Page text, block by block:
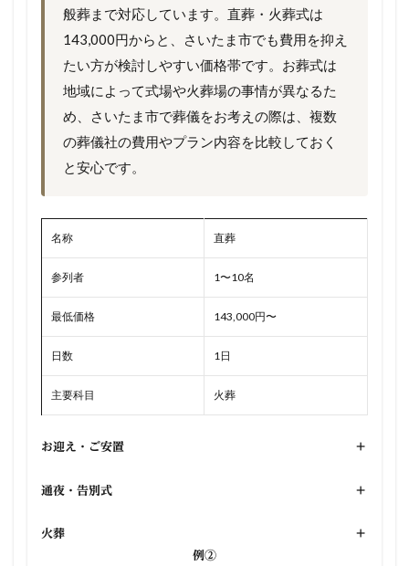
般葬まで対応しています。直葬・火葬式は
143,000円からと、さいたま市でも費用を抑え
たい方が検討しやすい価格帯です。お葬式は
地域によって式場や火葬場の事情が異なるた
め、さいたま市で葬儀をお考えの際は、複数
の葬儀社の費用やプラン内容を比較しておく
と安心です。
名称 直葬
参列者 1〜10名
最低価格 143,000円〜
日数 1日
主要科目 火葬
お迎え・ご安置 +
通夜・告別式 +
火葬
+
例②